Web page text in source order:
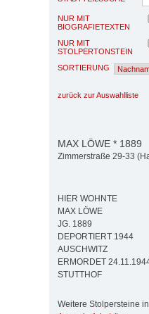
NUR MIT
BIOGRAFIETEXTEN
NUR MIT
STOLPERTONSTEIN
SORTIERUNG
zurück zur Auswahlliste
MAX LÖWE * 1889
Zimmerstraße 29-33
HIER WOHNTE
MAX LÖWE
JG. 1889
DEPORTIERT 1944
AUSCHWITZ
ERMORDET
STUTTHOF
Weitere Stolpersteine in